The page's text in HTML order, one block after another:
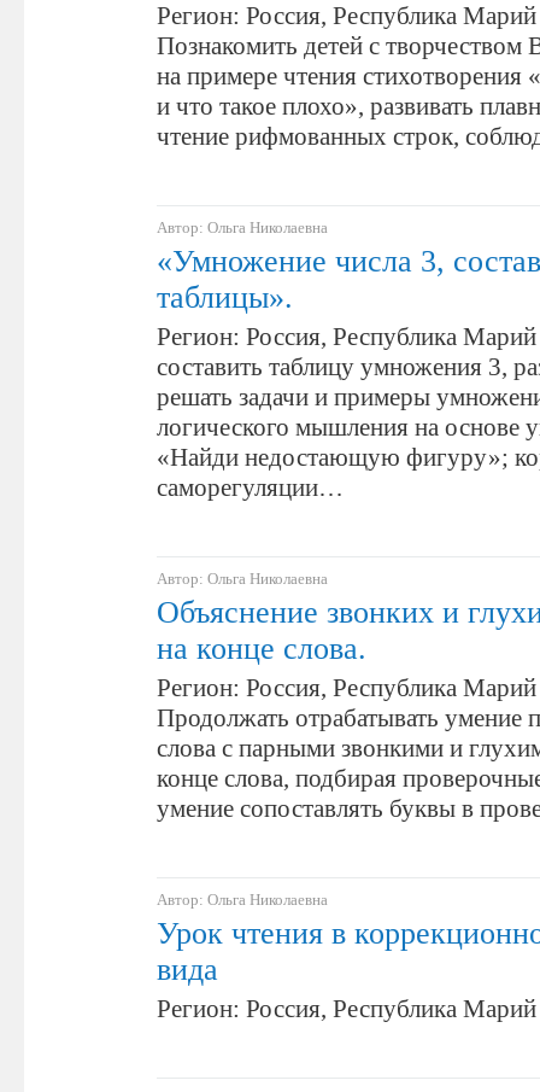
Регион: Россия, Республика
Познакомить детей с творчеством
на примере чтения стихотворения
и что такое плохо», развивать
чтение рифмованных строк,
Автор: Ольга Николаевна
«Умножение числа 3,
таблицы».
Регион: Россия, Республика
составить таблицу умножения 3,
решать задачи и примеры
логического мышления на основе
«Найди недостающую фигуру»;
саморегуляции…
Автор: Ольга Николаевна
Объяснение звонких и
на конце слова.
Регион: Россия, Республика
Продолжать отрабатывать умение
слова с парными звонкими и
конце слова, подбирая
умение сопоставлять буквы в
Автор: Ольга Николаевна
Урок чтения в
вида
Регион: Россия, Республика